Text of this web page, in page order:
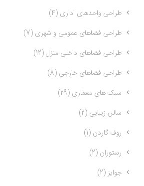
طراحی واحدهای اداری (4)
طراحی فضاهای عمومی و شهری (7)
طراحی فضاهای داخلی منزل (12)
طراحی فضاهای خارجی (8)
سبک های معماری (29)
سالن زیبایی (2)
روف گاردن (1)
رستوران (2)
جوایز (2)